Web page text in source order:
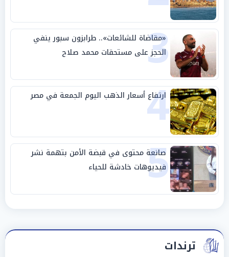
3
«مقاضاة للشائعات».. طرابزون سبور ينفي
الحجز على مستحقات محمد صلاح
4
ارتفاع أسعار الذهب اليوم الجمعة في مصر
5
صانعة محتوى في قبضة الأمن بتهمة نشر
فيديوهات خادشة للحياء
ترندات